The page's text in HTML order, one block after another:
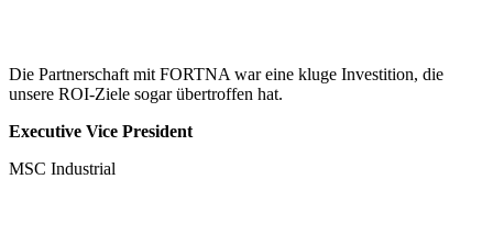
Die Partnerschaft mit FORTNA war eine kluge Investition, die
unsere ROI-Ziele sogar übertroffen hat.
Executive Vice President
MSC Industrial